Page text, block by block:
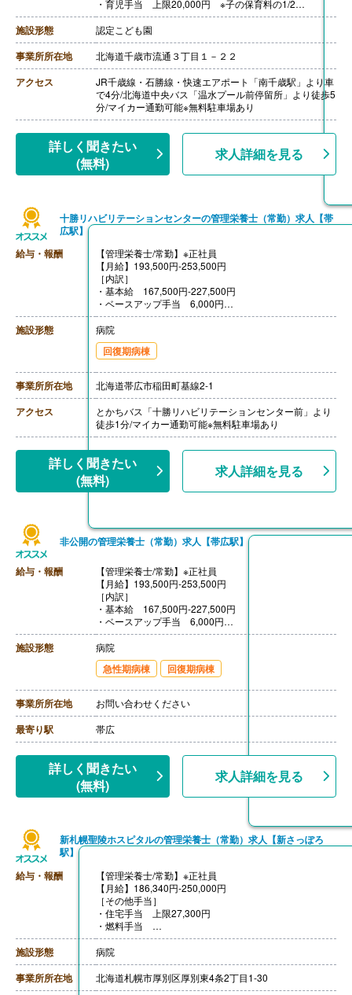
・育児手当 上限20,000円 ※子の保育料の1/2
・キャリアアップ手当 研修受講し修了で1科目1,000円
アップ
【賞与】なし
【通勤手当】あり（上限なし）
【昇給】あり ※前年度実績なし
【退職金】なし
施設形態 認定こども園
事業所所在地 北海道千歳市流通３丁目１－２２
アクセス
JR千歳線・石勝線・快速エアポート「南千歳駅」より車
で4分/北海道中央バス「温水プール前停留所」より徒歩5
分/マイカー通勤可能※無料駐車場あり
詳しく聞きたい
(無料)
求人詳細を見る
十勝リハビリテーションセンターの管理栄養士（常勤）求人【帯
広駅】
給与・報酬
【管理栄養士/常勤】※正社員
【月給】193,500円-253,500円
［内訳］
・基本給 167,500円-227,500円
・ベースアップ手当 6,000円
・職務手当 20,000円
［その他手当］
・住宅手当 0円-25,000円
・家族手当 配偶者16,000円、他扶養親族5,500円/人
【通勤手当】あり（上限31,600円/月）
【昇給】あり（1月あたり1.30％）※前年度実績
施設形態 病院
回復期病棟
事業所所在地 北海道帯広市稲田町基線2-1
アクセス
とかちバス「十勝リハビリテーションセンター前」より
徒歩1分/マイカー通勤可能※無料駐車場あり
詳しく聞きたい
(無料)
求人詳細を見る
非公開の管理栄養士（常勤）求人【帯広駅】
給与・報酬
【管理栄養士/常勤】※正社員
【月給】193,500円-253,500円
［内訳］
・基本給 167,500円-227,500円
・ベースアップ手当 6,000円
・職務手当 20,000円
［その他手当］
・住宅手当 0円-25,000円
・家族手当 配偶者16,000円、他扶養親族5,500円/人
【通勤手当】あり（上限31,600円/月）
【昇給】あり（1月あたり1.30％）※前年度実績
施設形態 病院
急性期病棟 回復期病棟
事業所所在地 お問い合わせください
最寄り駅 帯広
詳しく聞きたい
(無料)
求人詳細を見る
新札幌聖陵ホスピタルの管理栄養士（常勤）求人【新さっぽろ
駅】
給与・報酬
【管理栄養士/常勤】※正社員
【月給】186,340円-250,000円
［その他手当］
・住宅手当 上限27,300円
・燃料手当
【賞与】年2回（計3.80ヶ月分）※前年度実績
【通勤手当】あり（上限25,000円/月）
【昇給】あり（1月あたり500円-2,500円）※前年度実績
【退職金】あり※勤続3年以上
施設形態 病院
事業所所在地 北海道札幌市厚別区厚別東4条2丁目1-30